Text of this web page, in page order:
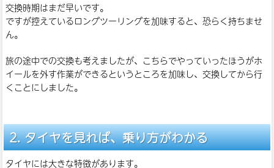
交換時期はまだ早いです。
ですが控えているロングツーリングを加味すると、恐らく持ちませ
ん。
旅の途中での交換も考えましたが、こちらでやっていったほうがホ
イールを外す作業ができるというところを加味し、交換してから行
くことにしました。
タイヤを見れば、乗り方がわかる
タイヤには大きな特徴があります。